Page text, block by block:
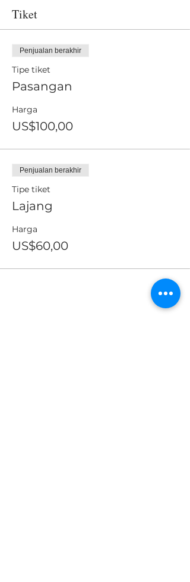
Tiket
Penjualan berakhir
Tipe tiket
Pasangan
Harga
US$100,00
Penjualan berakhir
Tipe tiket
Lajang
Harga
US$60,00